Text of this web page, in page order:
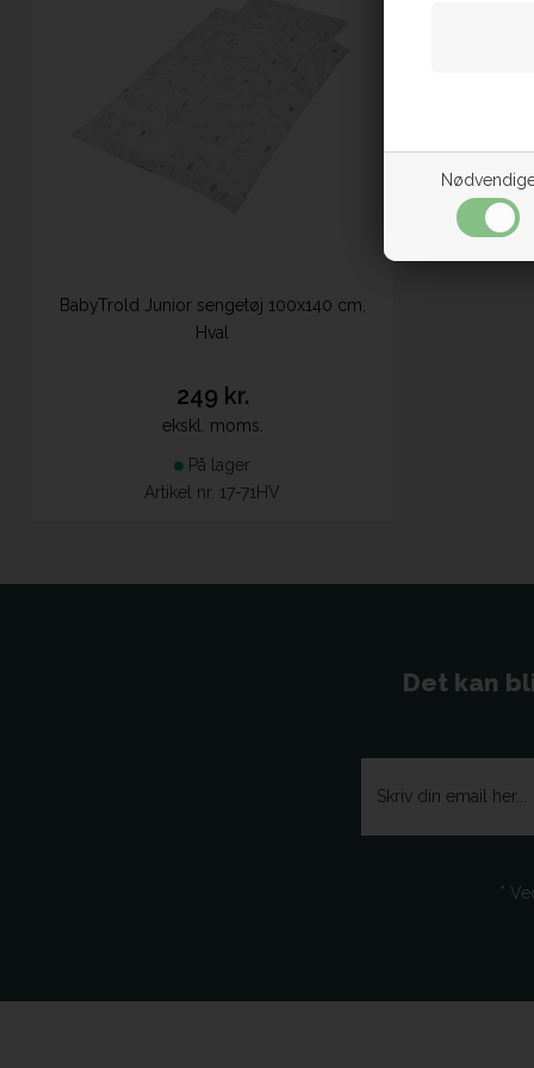
BabyTrold Junior sengetøj 100x140 cm,
Hval
249 kr.
ekskl. moms.
På lager
Artikel nr. 17-71HV
Det kan
*